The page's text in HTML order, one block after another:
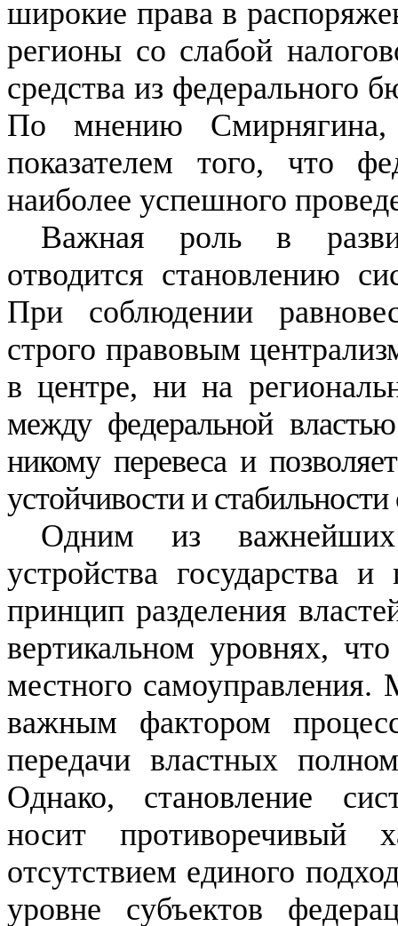
широкие права в
регионы со слабой
средства из федерального
По мнению
показателем того, что
наиболее успешного
Важная роль в
отводится становлению
При соблюдении
строго правовым
в центре, ни на
между федеральной
никому перевеса и
устойчивости и
Одним из важнейших
устройства государства и
принцип разделения
вертикальном уровнях,
местного самоуправления.
важным фактором
передачи властных
Однако, становление
носит противоречивый
отсутствием единого
уровне субъектов